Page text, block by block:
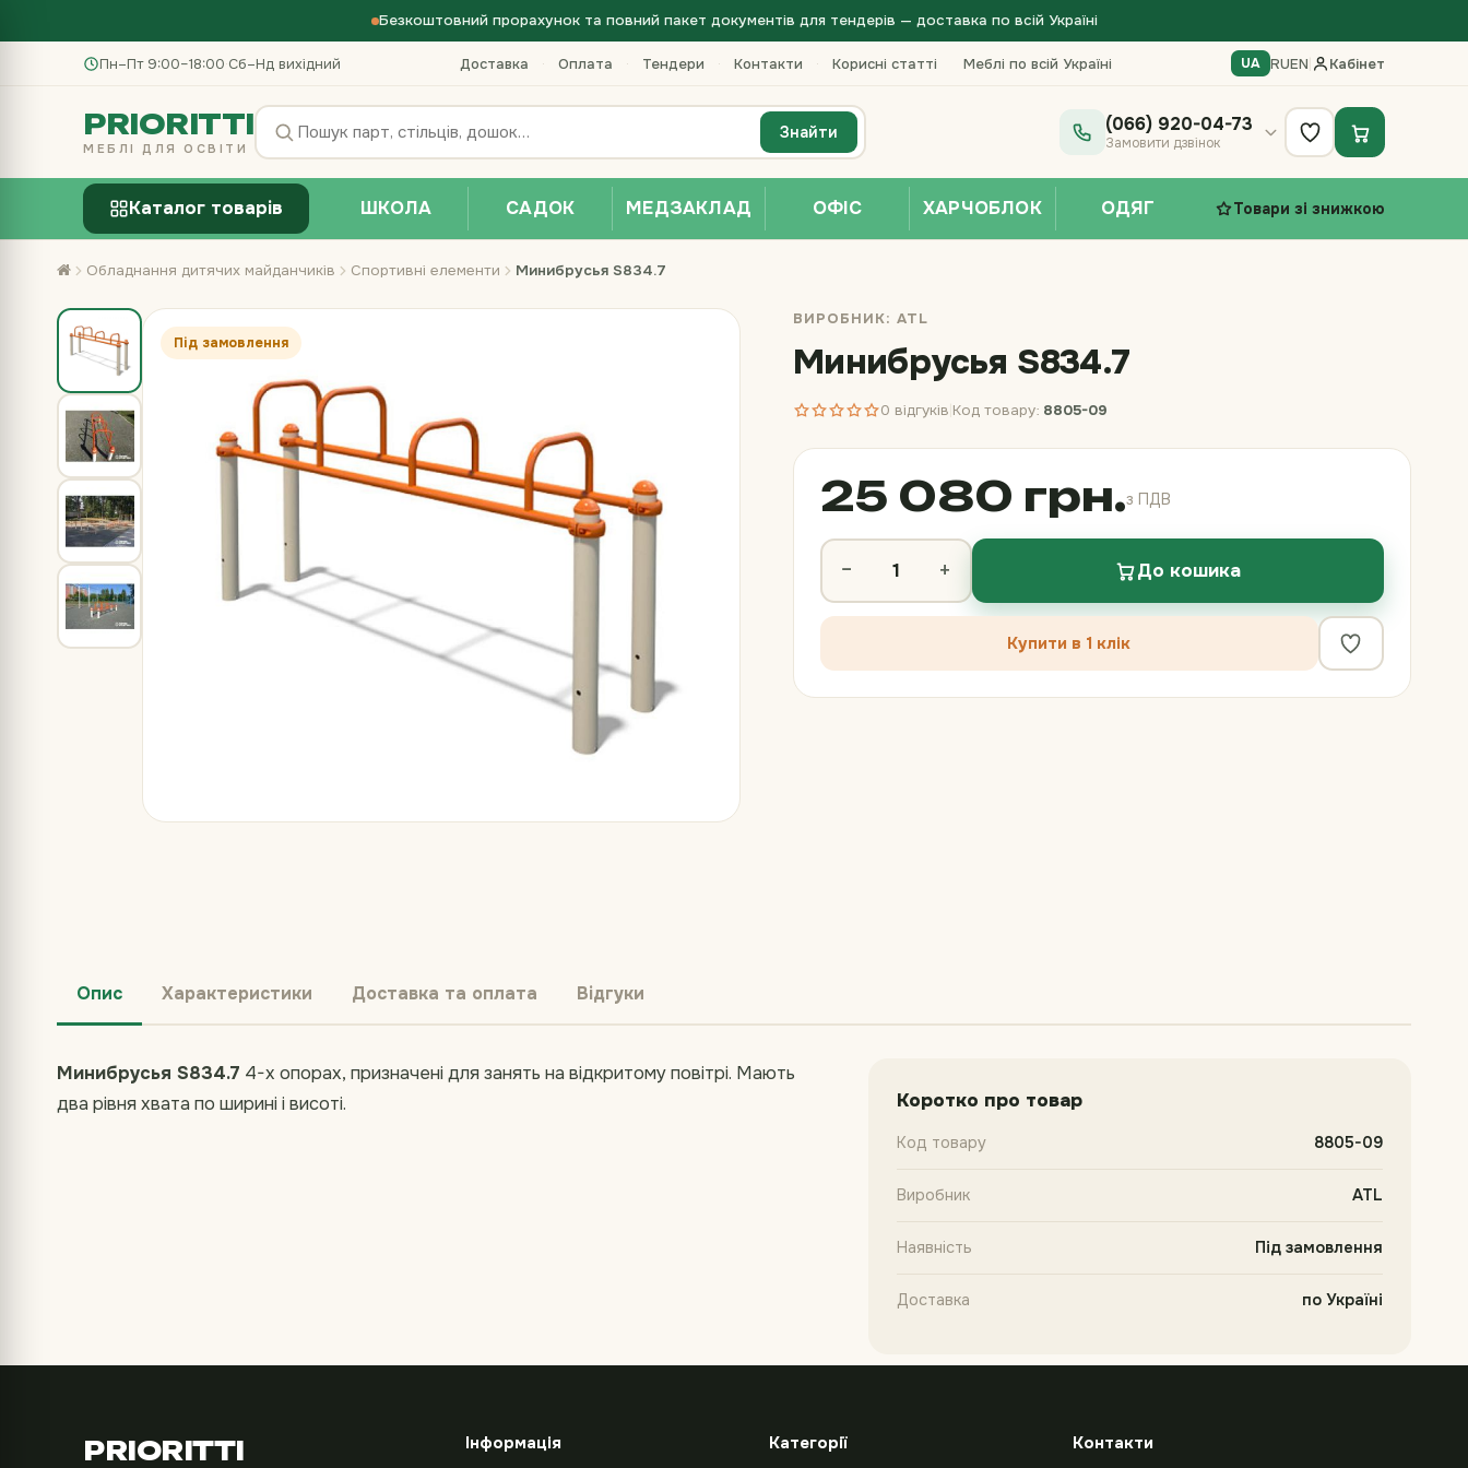
Безкоштовний прорахунок та повний пакет документів для тендерів — доставка по всій Україні
Пн–Пт 9:00–18:00·Сб–Нд вихідний Доставка · Оплата · Тендери · Контакти · Корисні статті Меблі по всій Україні UA RUEN Кабінет
PRIORITTI
МЕБЛІ ДЛЯ ОСВІТИ
Знайти (066) 920-04-73
Замовити дзвінок
Каталог товарів ШКОЛА САДОК МЕДЗАКЛАД ОФІС ХАРЧОБЛОК ОДЯГ Товари зі знижкою
Обладнання дитячих майданчиків Спортивні елементи Минибрусья S834.7
Під замовлення
ВИРОБНИК: ATL
Минибрусья S834.7
0 відгуків Код товару: 8805-09
25 080 грн.з ПДВ
− + До кошика
Купити в 1 клік
Опис Характеристики Доставка та оплата Відгуки
Минибрусья S834.7 4-х опорах, призначені для занять на відкритому повітрі. Мають
два рівня хвата по ширині і висоті.
Коротко про товар
Код товару 8805-09
Виробник ATL
Наявність Під замовлення
Доставка по Україні
PRIORITTI Інформація Категорії Контакти